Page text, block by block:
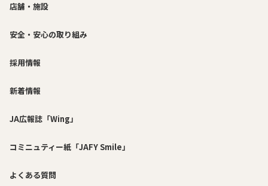
店舗・施設
安全・安心の取り組み
採用情報
新着情報
JA広報誌「Wing」
コミニュティー紙「JAFY Smile」
よくある質問